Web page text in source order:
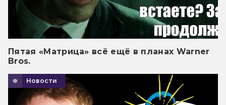
Пятая «Матрица» всё ещё в планах Warner
Bros.
Новости